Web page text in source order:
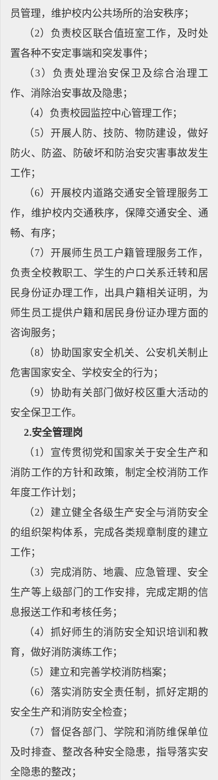
员管理，维护校内公共场所的治安秩序；
（2）负责校区联合值班室工作，及时处
置各种不安定事端和突发事件；
（ 3 ）负责处理治安保卫及综合治理工
作、消除治安事故及隐患；
（4）负责校园监控中心管理工作；
（5）开展人防、技防、物防建设，做好
防火、防盗、防破坏和防治安灾害事故发生
工作；
（6）开展校内道路交通安全管理服务工
作，维护校内交通秩序，保障交通安全、通
畅、有序；
（7）开展师生员工户籍管理服务工作，
负责全校教职工、学生的户口关系迁转和居
民身份证办理工作，出具户籍相关证明，为
师生员工提供户籍和居民身份证办理方面的
咨询服务；
（8）协助国家安全机关、公安机关制止
危害国家安全、学校安全的行为；
（9）协助有关部门做好校区重大活动的
安全保卫工作。
2.安全管理岗
（ 1）宣传贯彻党和国家关于安全生产和
消防工作的方针和政策，制定全校消防工作
年度工作计划；
（2）建立健全各级生产安全与消防安全
的组织架构体系，完成各类规章制度的建立
工作；
（3）完成消防、地震、应急管理、安全
生产等上级部门的工作安排，完成定期的信
息报送工作和考核任务；
（4）抓好师生的消防安全知识培训和教
育，做好消防演练工作；
（5）建立和完善学校消防档案；
（6）落实消防安全责任制，抓好定期的
安全生产和消防安全检查；
（7）督促各部门、学院和消防维保单位
及时排查、整改各种安全隐患，指导落实安
全隐患的整改；